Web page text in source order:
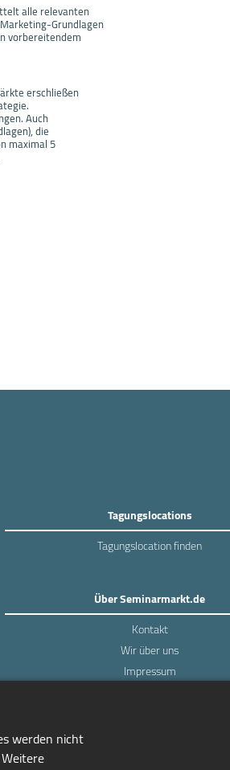
alle relevanten
Grundlagen
vorbereitendem
erschließen
Auch
die
maximal 5
Tagungslocations
Tagungslocation finden
Über Seminarmarkt.de
Kontakt
Wir über uns
Impressum
werden nicht